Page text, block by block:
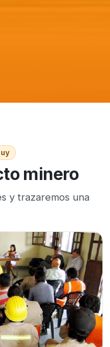
minero
y trazaremos una